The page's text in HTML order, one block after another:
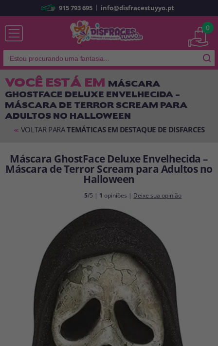
Já sou cliente
Lembrar-me Esqueceu sua senha?
ENTRAR
Sou novo
compras rapidamente em nossa loja virtual, verificar o status de seus
Vá em frente! Estávamos esperando por você.
CRIAR CONTA
915 793 695 | info@disfracestuyyo.pt
0
VOCÊ ESTÁ EM MÁSCARA
GHOSTFACE DELUXE ENVELHECIDA –
MÁSCARA DE TERROR SCREAM PARA
ADULTOS NO HALLOWEEN
<< VOLTAR PARATEMÁTICAS EM DESTAQUE DE DISFARCES
Máscara GhostFace Deluxe Envelhecida –
Máscara de Terror Scream para Adultos no
Halloween
5/5 | 1 opiniões | Deixe sua opinião